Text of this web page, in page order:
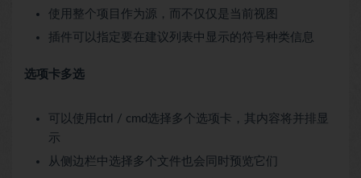
使用整个项目作为源，而不仅仅是当前视图
插件可以指定要在建议列表中显示的符号种类信息
选项卡多选
可以使用ctrl / cmd选择多个选项卡，其内容将并排显
示
从侧边栏中选择多个文件也会同时预览它们